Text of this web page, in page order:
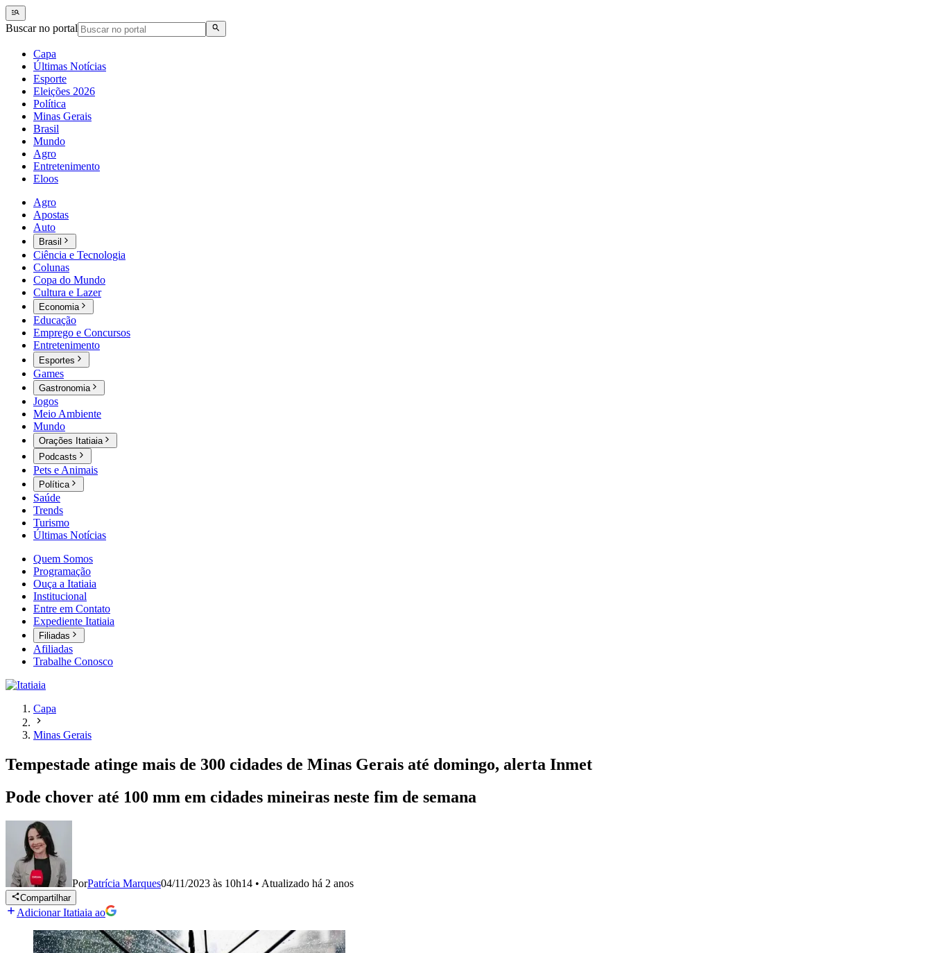
Buscar no portal
Capa
Últimas Notícias
Esporte
Eleições 2026
Política
Minas Gerais
Brasil
Mundo
Agro
Entretenimento
Eloos
Agro
Apostas
Auto
Brasil
Ciência e Tecnologia
Colunas
Copa do Mundo
Cultura e Lazer
Economia
Educação
Emprego e Concursos
Entretenimento
Esportes
Games
Gastronomia
Jogos
Meio Ambiente
Mundo
Orações Itatiaia
Podcasts
Pets e Animais
Política
Saúde
Trends
Turismo
Últimas Notícias
Quem Somos
Programação
Ouça a Itatiaia
Institucional
Entre em Contato
Expediente Itatiaia
Filiadas
Afiliadas
Trabalhe Conosco
Capa
Minas Gerais
Tempestade atinge mais de 300 cidades de Minas Gerais até domingo, alerta Inmet
Pode chover até 100 mm em cidades mineiras neste fim de semana
PorPatrícia Marques04/11/2023 às 10h14 • Atualizado há 2 anos
Compartilhar
Adicionar Itatiaia ao